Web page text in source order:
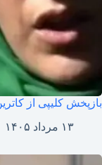
بازپخش کلیپی از
۱۳ مرداد ۱۴۰۵